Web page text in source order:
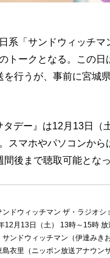
系「サンドウィッチマ
トークとなる。この
行うが、事前に宮城
デー』は12月13日（
スマホやパソコンから
後まで聴取可能となっ
ドウィッチマン ザ・ラジオシ
12月13日（土） 13時～15時 放
ンドウィッチマン（伊達みき
衣里（ニッポン放送アナウンサ